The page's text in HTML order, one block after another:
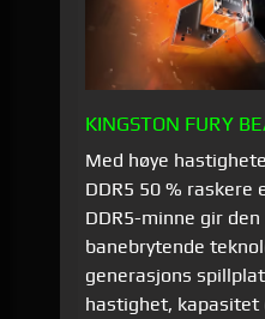
KINGSTON FURY
Med høye
DDR5 50 % raskere
DDR5-minne gir den
banebrytende
generasjons
hastighet,